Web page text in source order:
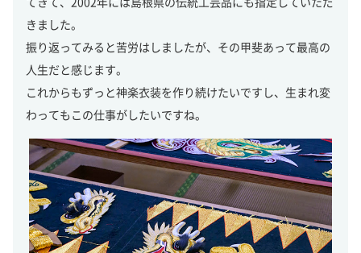
きました。
振り返ってみると苦労はしましたが、その甲斐あって最高の
人生だと感じます。
これからもずっと神楽衣装を作り続けたいですし、生まれ変
わってもこの仕事がしたいですね。